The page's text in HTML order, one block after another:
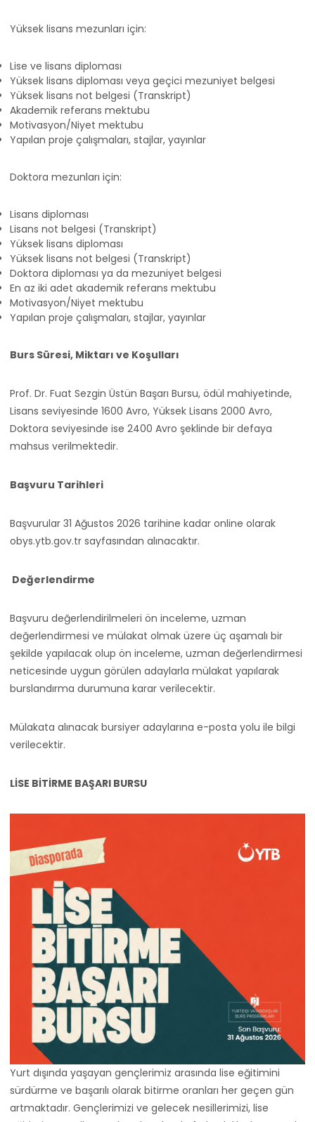
Yüksek lisans mezunları için:
Lise ve lisans diploması
Yüksek lisans diploması veya geçici mezuniyet belgesi
Yüksek lisans not belgesi (Transkript)
Akademik referans mektubu
Motivasyon/Niyet mektubu
Yapılan proje çalışmaları, stajlar, yayınlar
Doktora mezunları için:
Lisans diploması
Lisans not belgesi (Transkript)
Yüksek lisans diploması
Yüksek lisans not belgesi (Transkript)
Doktora diploması ya da mezuniyet belgesi
En az iki adet akademik referans mektubu
Motivasyon/Niyet mektubu
Yapılan proje çalışmaları, stajlar, yayınlar
Burs Süresi, Miktarı ve Koşulları
Prof. Dr. Fuat Sezgin Üstün Başarı Bursu, ödül mahiyetinde,
Lisans seviyesinde 1600 Avro, Yüksek Lisans 2000 Avro,
Doktora seviyesinde ise 2400 Avro şeklinde bir defaya
mahsus verilmektedir.
Başvuru Tarihleri
Başvurular 31 Ağustos 2026 tarihine kadar online olarak
obys.ytb.gov.tr sayfasından alınacaktır.
Değerlendirme
Başvuru değerlendirilmeleri ön inceleme, uzman
değerlendirmesi ve mülakat olmak üzere üç aşamalı bir
şekilde yapılacak olup ön inceleme, uzman değerlendirmesi
neticesinde uygun görülen adaylarla mülakat yapılarak
burslandırma durumuna karar verilecektir.
Mülakata alınacak bursiyer adaylarına e-posta yolu ile bilgi
verilecektir.
LİSE BİTİRME BAŞARI BURSU
Yurt dışında yaşayan gençlerimiz arasında lise eğitimini
sürdürme ve başarılı olarak bitirme oranları her geçen gün
artmaktadır. Gençlerimizi ve gelecek nesillerimizi, lise